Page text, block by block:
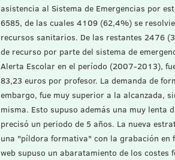
asistencia al Sistema de Emergencias por
6585, de las cuales 4109 (62,4%) se
recursos sanitarios. De las restantes 2476
de recurso por parte del sistema de
Alerta Escolar en el período (2007-2013),
83,23 euros por profesor. La demanda de
embargo, fue muy superior a la alcanzada,
misma. Esto supuso además una muy lenta
precisó un periodo de 5 años. La nueva
una "píldora formativa" con la grabación
web supuso un abaratamiento de los costes